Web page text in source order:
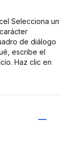
Selecciona un
de diálogo
escribe el
Haz clic en